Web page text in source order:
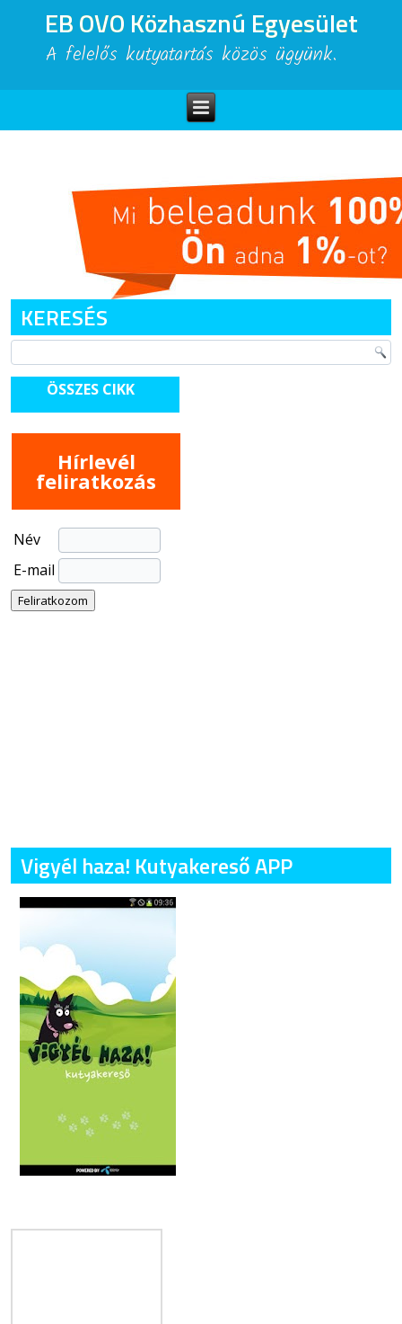
EB OVO Közhasznú Egyesület
A felelős kutyatartás közös ügyünk.
KERESÉS
ÖSSZES CIKK
Hírlevél
feliratkozás
Név
E-mail
Vigyél haza! Kutyakereső APP